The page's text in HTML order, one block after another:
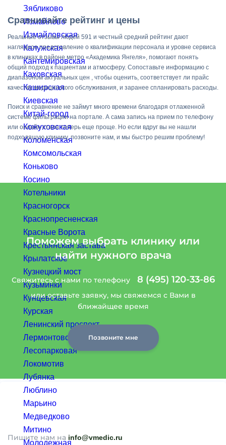
Зябликово
Измайлово
Измайловская
Калужская
Кантемировская
Каховская
Каширская
Киевская
Китай-город
Кожуховская
Коломенская
Комсомольская
Коньково
Косино
Котельники
Красногорск
Краснопресненская
Красные Ворота
Крестьянская застава
Крылатское
Кузнецкий мост
Кузьминки
Кунцевская
Курская
Ленинский проспект
Лермонтовский проспект
Лесопарковая
Локомотив
Лубянка
Люблино
Марьино
Медведково
Митино
Молодежная
Сравнивайте рейтинг и цены
Реальные отзывы людей 591 и честный средний рейтинг дают
наглядное представление о квалификации персонала и уровне сервиса
в клиниках в районе метро «Академика Янгеля», помогают понять
общий подход к пациентам и атмосферу. Сопоставьте информацию с
диапазоном актуальных цен , чтобы оценить, соответствует ли прайс
качеству медицинского обслуживания, и заранее спланировать расходы.
Поиск и сравнение не займут много времени благодаря отлаженной
системе фильтрации на портале. А сама запись на прием по телефону
или онлайн стала теперь еще проще. Но если вдруг вы не нашли
подходящую клинику, позвоните нам, и мы быстро решим проблему!
Поможем выбрать клинику или
найти нужного врача
Свяжитесь с нами по телефону 8 (495) 120-33-86
или оставьте заявку, мы свяжемся с Вами в
ближайщее время
Позвоните мне
Пишите нам на info@vmedic.ru